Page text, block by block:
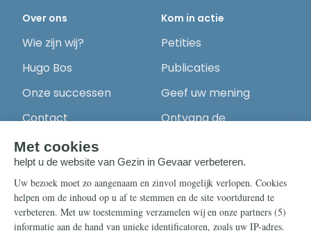
Over ons
Wie zijn wij?
Hugo Bos
Onze successen
Contact
Kom in actie
Petities
Publicaties
Geef uw mening
Ontvang de
Steun ons
Nieuwsbrief
Eenmalig
Info
Contact
Ontvang onze